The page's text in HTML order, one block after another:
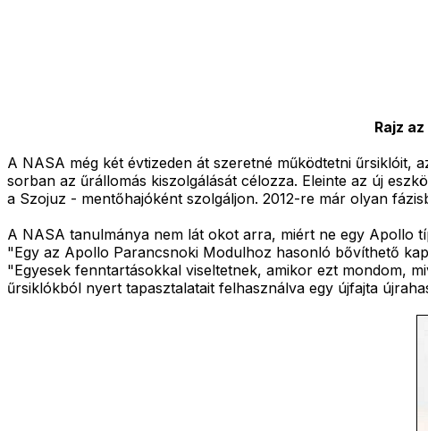
Rajz
A NASA még két évtizeden át szeretné működtetni űrsiklóit,
sorban az űrállomás kiszolgálását célozza. Eleinte az új
a Szojuz - mentőhajóként szolgáljon. 2012-re már olyan
A NASA tanulmánya nem lát okot arra, miért ne egy Apollo
"Egy az Apollo Parancsnoki Modulhoz hasonló bővíthető
"Egyesek fenntartásokkal viseltetnek, amikor ezt mondom,
űrsiklókból nyert tapasztalatait felhasználva egy újfajta